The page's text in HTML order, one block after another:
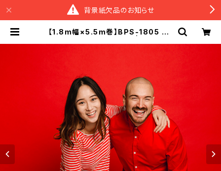
背景紙欠品のお知らせ
【1.8m幅×5.5m巻】BPS-1805 全1